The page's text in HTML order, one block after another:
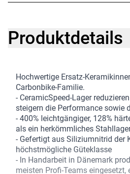
Produktdetails
Hochwertige Ersatz-
Carbonbike-Familie.
- CeramicSpeed-Lager
steigern die Performance sowie
- 400% leichtgängiger, 128%
als ein herkömmliches
- Gefertigt aus Siliziumnitrid der
höchstmögliche Güteklasse
- In Handarbeit in Dänemark
meisten Profi-Teams eingesetzt,